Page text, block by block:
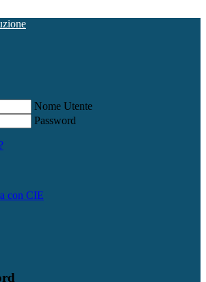
Nome Utente
Password
con CIE